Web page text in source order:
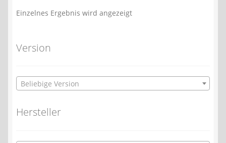
Einzelnes Ergebnis wird angezeigt
Version
Beliebige Version
Hersteller